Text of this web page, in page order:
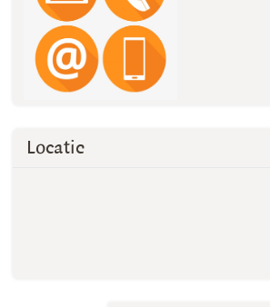
Locatie